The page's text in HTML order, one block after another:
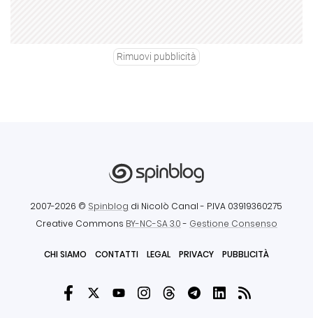
Rimuovi pubblicità
2007-2026 © Spinblog di Nicolò Canal - P.IVA 03919360275
Creative Commons BY-NC-SA 3.0- Gestione Consenso
CHI SIAMO CONTATTI LEGAL PRIVACY PUBBLICITÀ